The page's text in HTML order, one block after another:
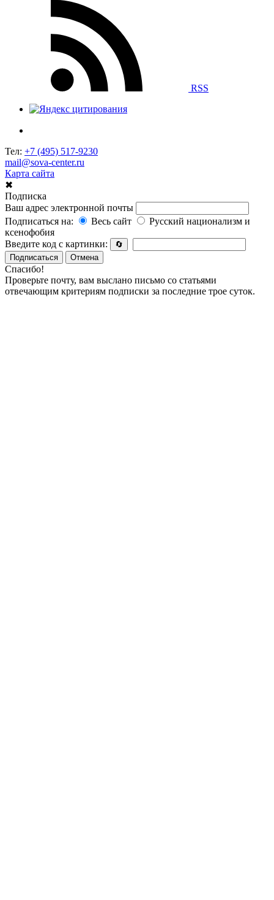
RSS
Тел: +7 (495) 517-9230
mail@sova-center.ru
Карта сайта
✖
Подписка
Ваш адрес электронной почты
Подписаться на:
Весь сайт
Русский национализм и
ксенофобия
Введите код с картинки:
🔄
Подписаться
Отмена
Спасибо!
Проверьте почту, вам выслано письмо со статьями
отвечающим критериям подписки за последние трое суток.